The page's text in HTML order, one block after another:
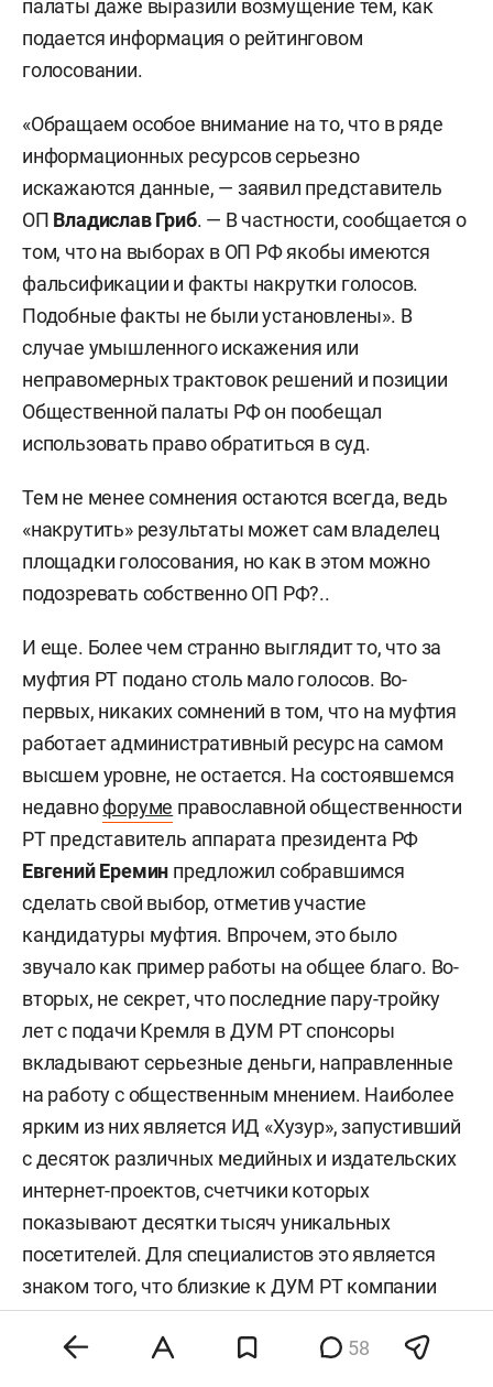
палаты даже выразили возмущение тем, как
подается информация о рейтинговом
голосовании.
«Обращаем особое внимание на то, что в ряде
информационных ресурсов серьезно
искажаются данные, — заявил представитель
ОП Владислав Гриб. — В частности, сообщается о
том, что на выборах в ОП РФ якобы имеются
фальсификации и факты накрутки голосов.
Подобные факты не были установлены». В
случае умышленного искажения или
неправомерных трактовок решений и позиции
Общественной палаты РФ он пообещал
использовать право обратиться в суд.
Тем не менее сомнения остаются всегда, ведь
«накрутить» результаты может сам владелец
площадки голосования, но как в этом можно
подозревать собственно ОП РФ?..
И еще. Более чем странно выглядит то, что за
муфтия РТ подано столь мало голосов. Во-
первых, никаких сомнений в том, что на муфтия
работает административный ресурс на самом
высшем уровне, не остается. На состоявшемся
недавнофоруме православной общественности
РТ представитель аппарата президента РФ
Евгений Еремин предложил собравшимся
сделать свой выбор, отметив участие
кандидатуры муфтия. Впрочем, это было
звучало как пример работы на общее благо. Во-
вторых, не секрет, что последние пару-тройку
лет с подачи Кремля в ДУМ РТ спонсоры
вкладывают серьезные деньги, направленные
на работу с общественным мнением. Наиболее
ярким из них является ИД «Хузур», запустивший
с десяток различных медийных и издательских
интернет-проектов, счетчики которых
показывают десятки тысяч уникальных
посетителей. Для специалистов это является
знаком того, что близкие к ДУМ РТ компании
умеют, «если надо», вывести проект в лидеры
(накручивая честно или не очень честно
58